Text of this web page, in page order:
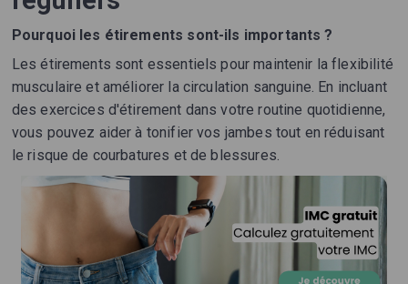
Pourquoi les étirements sont-ils importants ?
Les étirements sont essentiels pour maintenir la flexibilité
musculaire et améliorer la circulation sanguine. En incluant
des exercices d'étirement dans votre routine quotidienne,
vous pouvez aider à tonifier vos jambes tout en réduisant
le risque de courbatures et de blessures.